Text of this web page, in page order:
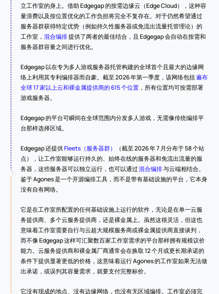
立工作室的身上。借助 Edgegap 的按需边缘云（Edge Cloud），这种容
量浪费以及按位置优化的工作负担将完全不复存在。对于仍然希望通过
服务器群获得特定优势（例如持久性服务器或免流出流量托管理论）的
工作室，混合编排 提供了两者的最佳结合，且 Edgegap 会自动在按需和
服务器群容量之间进行优化。
Edgegap 以在专为多人游戏服务器托管构建的全球首个且最大的边缘网
络上利用其专利编排器而自豪。截至 2026 年第一季度，该网络包括 遍布
全球 17 家以上云和裸金属提供商的 615 个位置 ，所有位置均可按需部署
游戏服务器。
Edgegap 的平台可瞬间在全球范围内分发多人游戏，无需像传统编排平
台那样选择区域。
Edgegap 还提供 Fleets（服务器群）
（截至 2026 年 7 月分布于 58 个站
点），让工作室能够运行持久的、始终在线的服务器和免流出流量的服
务器，这些服务器可以独立运行，也可以通过 混合编排 与云端相结合。
鉴于 Agones 是一个开源编排工具，而不是带有基础设施的平台，它本身
没有自有网络。
它是在工作室所配置的任何基础设施上运行的软件，无论是在单一云服
务提供商、多个云服务提供商，还是裸金属上。虽然这很灵活，但这也
意味着工作室需要自行与云超大规模服务商或裸金属提供商直接谈判，
而不像 Edgegap 这样可汇聚数百家工作室需求的平台那样拥有规模议价
能力。云服务提供商和裸金属厂商通常会在换取 12 个月或更长期承诺的
条件下提供显著更低的价格，这意味着运行 Agones 的工作室如果无法做
出承诺，或误判其容量需求，就要支付完整标价。
它没有现成的地点、没有边缘网络，也没有无区域编排。工作室必须完